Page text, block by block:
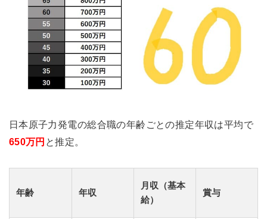
日本原子力発電の総合職の年齢ごとの推定年収は平均で
650万円 と推定。
年齢 年収
月収（基本
給）
賞与